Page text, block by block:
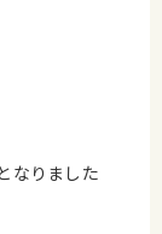
なりました